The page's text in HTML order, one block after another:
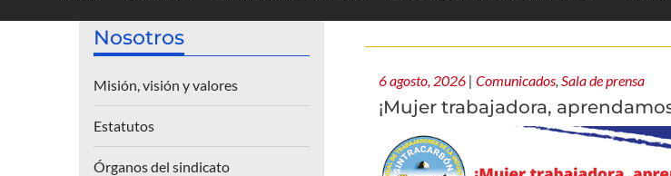
6 agosto, 2026 | Comunicados, Sala de prensa
¡Mujer trabajadora,
Nosotros
Misión, visión y valores
Estatutos
Órganos del sindicato